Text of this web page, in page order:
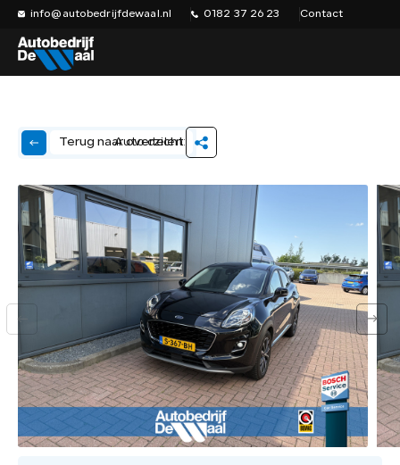
info@autobedrijfdewaal.nl 0182 37 26 23 Contact
Terug naar overzicht
Auto delen: